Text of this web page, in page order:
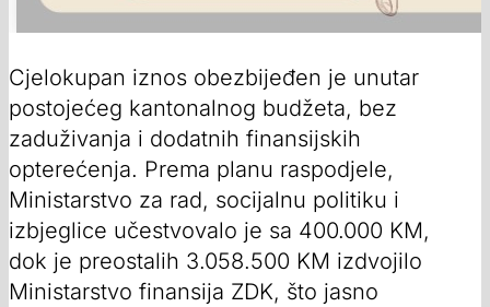
Cjelokupan iznos obezbijeđen je unutar
postojećeg kantonalnog budžeta, bez
zaduživanja i dodatnih finansijskih
opterećenja. Prema planu raspodjele,
Ministarstvo za rad, socijalnu politiku i
izbjeglice učestvovalo je sa 400.000 KM,
dok je preostalih 3.058.500 KM izdvojilo
Ministarstvo finansija ZDK, što jasno